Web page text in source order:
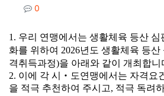
컨텐츠 정보
0
본문
1. 우리 연맹에서는 생활체육 등산 심
화를 위하여 2026년도 생활체육 등산
격취득과정)을 아래와 같이 개최합니
2. 이에 각 시 ‧ 도연맹에서는 자격요
을 적극 추천하여 주시고, 적극 독려